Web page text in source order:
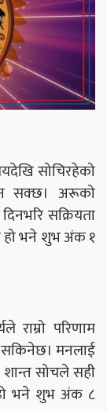
सोचिरहेको
सक्छ। अरूको
सक्रियता
हो भने शुभ अंक १
परिणाम
सकिनेछ। मनलाई
शान्त सोचले सही
भने शुभ अंक ८